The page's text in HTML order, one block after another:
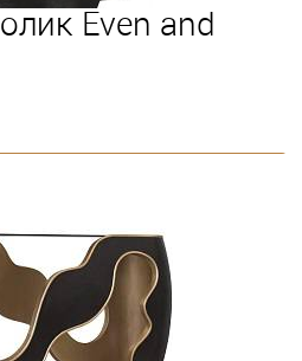
Even and